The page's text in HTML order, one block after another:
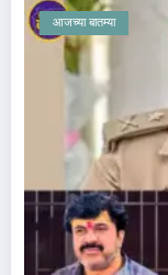
आजच्या बातम्या